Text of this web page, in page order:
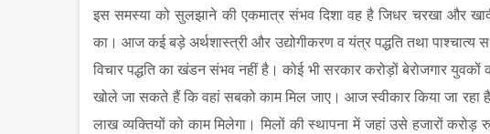
इस समस्या को सुलझाने की एकमात्र संभव दिशा वह है जिधर चरखा और
का। आज कई बड़े अर्थशास्त्री और उद्योगीकरण व यंत्र पद्धति तथा पाश्चात्य
विचार पद्धति का खंडन संभव नहीं है। कोई भी सरकार करोड़ों बेरोजगार
खोले जा सकते हैं कि वहां सबको काम मिल जाए। आज स्वीकार किया जा रहा
लाख व्यक्तियों को काम मिलेगा। मिलों की स्थापना में जहां उसे हजारों